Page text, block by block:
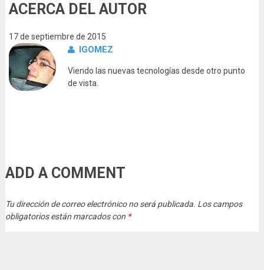
ACERCA DEL AUTOR
17 de septiembre de 2015
IGOMEZ
Viendo las nuevas tecnologías desde otro punto
de vista.
ADD A COMMENT
Tu dirección de correo electrónico no será publicada. Los campos
obligatorios están marcados con *